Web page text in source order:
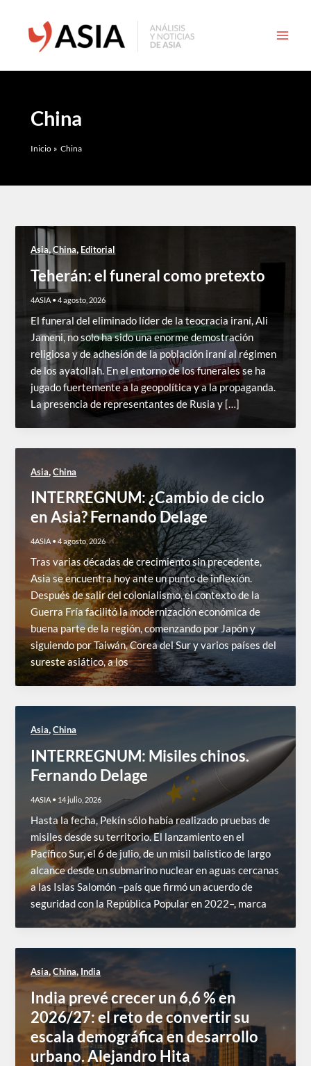
contenido
China
Inicio China
Asia,China, Editorial
Teherán: el funeral como pretexto
4ASIA •4 agosto, 2026
El funeral del eliminado líder de la teocracia iraní, Ali
Jameni, no solo ha sido una enorme demostración
religiosa y de adhesión de la población iraní al régimen
de los ayatollah. En el entorno de los funerales se ha
jugado fuertemente a la geopolítica y a la propaganda.
La presencia de representantes de Rusia y […]
Asia,China
INTERREGNUM: ¿Cambio de ciclo
en Asia? Fernando Delage
4ASIA •4 agosto, 2026
Tras varias décadas de crecimiento sin precedente,
Asia se encuentra hoy ante un punto de inflexión.
Después de salir del colonialismo, el contexto de la
Guerra Fría facilitó la modernización económica de
buena parte de la región, comenzando por Japón y
siguiendo por Taiwán, Corea del Sur y varios países del
sureste asiático, a los
Asia,China
INTERREGNUM: Misiles chinos.
Fernando Delage
4ASIA • 14 julio, 2026
Hasta la fecha, Pekín sólo había realizado pruebas de
misiles desde su territorio. El lanzamiento en el
Pacífico Sur, el 6 de julio, de un misil balístico de largo
alcance desde un submarino nuclear en aguas cercanas
a las Islas Salomón –país que firmó un acuerdo de
seguridad con la República Popular en 2022–, marca
Asia,China, India
India prevé crecer un 6,6 % en
2026/27: el reto de convertir su
escala demográfica en desarrollo
urbano. Alejandro Hita